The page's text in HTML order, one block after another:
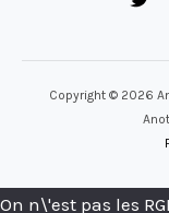
Copyright © 2026
On n\'est pas les